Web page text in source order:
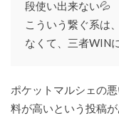
段使い出来ない💦
こういう繋ぐ系は
なくて、三者WIN
ポケットマルシェの
料が高いという投稿が